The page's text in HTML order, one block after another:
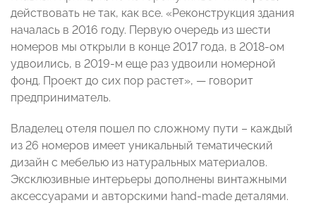
действовать не так, как все. «Реконструкция здания
началась в 2016 году. Первую очередь из шести
номеров мы открыли в конце 2017 года, в 2018-ом
удвоились, в 2019-м еще раз удвоили номерной
фонд. Проект до сих пор растет», — говорит
предприниматель.
Владелец отеля пошел по сложному пути – каждый
из 26 номеров имеет уникальный тематический
дизайн с мебелью из натуральных материалов.
Эксклюзивные интерьеры дополнены винтажными
аксессуарами и авторскими hand-made деталями.